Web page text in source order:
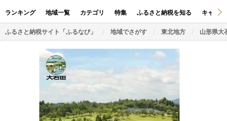
ランキング 地域一覧 カテゴリ 特集 ふるさと納税を知る キャン
ふるさと納税サイト「ふるなび」 地域でさがす 東北地方 山形県大